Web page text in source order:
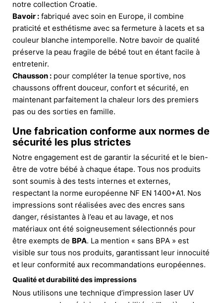
notre collection Croatie.
Bavoir : fabriqué avec soin en Europe, il combine
praticité et esthétisme avec sa fermeture à lacets et sa
couleur blanche intemporelle. Notre bavoir de qualité
préserve la peau fragile de bébé tout en étant facile à
entretenir.
Chausson : pour compléter la tenue sportive, nos
chaussons offrent douceur, confort et sécurité, en
maintenant parfaitement la chaleur lors des premiers
pas ou des sorties en famille.
Une fabrication conforme aux normes de
sécurité les plus strictes
Notre engagement est de garantir la sécurité et le bien-
être de votre bébé à chaque étape. Tous nos produits
sont soumis à des tests internes et externes,
respectant la norme européenne NF EN 1400+A1. Nos
impressions sont réalisées avec des encres sans
danger, résistantes à l’eau et au lavage, et nos
matériaux ont été soigneusement sélectionnés pour
être exempts de BPA. La mention « sans BPA » est
visible sur tous nos produits, garantissant leur innocuité
et leur conformité aux recommandations européennes.
Qualité et durabilité des impressions
Nous utilisons une technique d’impression laser UV